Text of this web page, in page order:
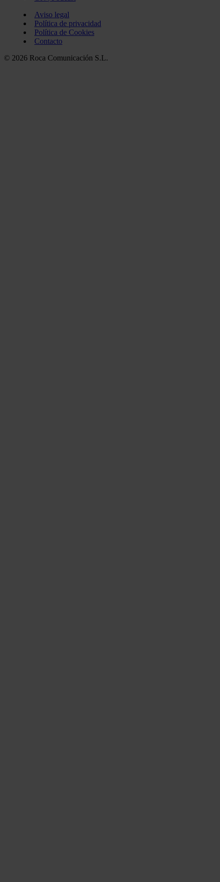
Aviso legal
Política de privacidad
Política de Cookies
Contacto
© 2026 Roca Comunicación S.L.